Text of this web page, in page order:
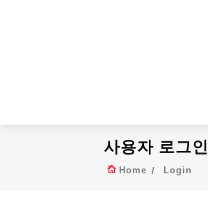
사용자 로그인
Home Login